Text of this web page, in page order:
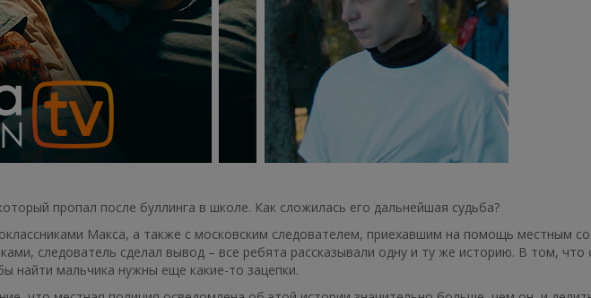
пропал после буллинга в школе. Как сложилась его дальнейшая судьба?
Макса, а также с московским следователем, приехавшим на помощь местным
следователь сделал вывод – все ребята рассказывали одну и ту же историю. В том, что
найти мальчика нужны еще какие-то зацепки.